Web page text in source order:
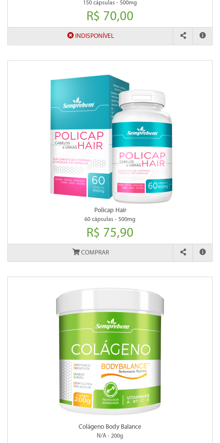
150 cápsulas - 500mg
R$ 70,00
INDISPONÍVEL
Policap Hair
60 cápsulas - 500mg
R$ 75,90
COMPRAR
Colágeno Body Balance
N/A - 200g